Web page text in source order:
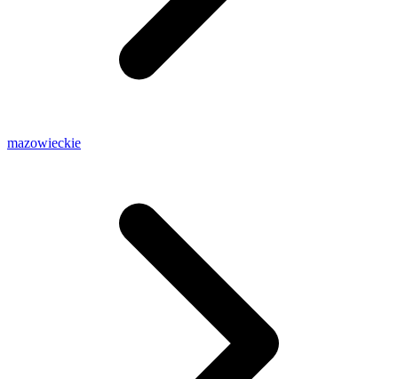
mazowieckie